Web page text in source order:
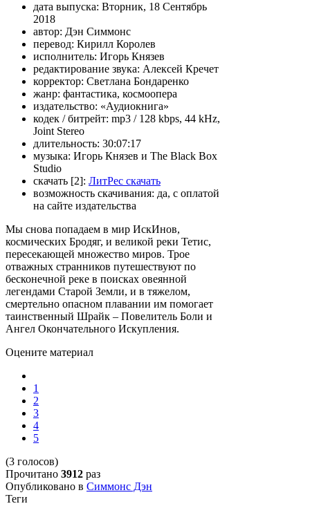
дата выпуска: Вторник, 18 Сентябрь
2018
автор: Дэн Симмонс
перевод: Кирилл Королев
исполнитель: Игорь Князев
редактирование звука: Алексей Кречет
корректор: Светлана Бондаренко
жанр: фантастика, космоопера
издательство: «Аудиокнига»
кодек / битрейт: mp3 / 128 kbps, 44 kHz,
Joint Stereo
длительность: 30:07:17
музыка: Игорь Князев и The Black Box
Studio
скачать [2]: ЛитРес скачать
возможность скачивания: да, с оплатой
на сайте издательства
Мы снова попадаем в мир ИскИнов,
космических Бродяг, и великой реки Тетис,
пересекающей множество миров. Трое
отважных странников путешествуют по
бесконечной реке в поисках овеянной
легендами Старой Земли, и в тяжелом,
смертельно опасном плавании им помогает
таинственный Шрайк – Повелитель Боли и
Ангел Окончательного Искупления.
Оцените материал
1
2
3
4
5
(3 голосов)
Прочитано 3912 раз
Опубликовано в Симмонс Дэн
Теги